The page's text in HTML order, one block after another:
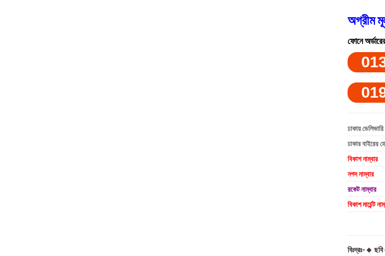
অগ্রীম
ফোনে
ঢাকায়
ঢাকার বাইরের
বিকাশ নাম্বার
নগদ নাম্বার
রকেট নাম্বার
বিকাশ মার্চেন্ট
বিঃদ্রঃ-🔸